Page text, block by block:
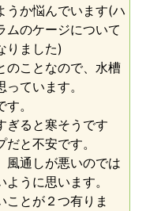
うか悩んでいます(ハ
ムのケージについて
りました)
のことなので、水槽
ています。
。
ぎると寒そうです
と不安です。
風通しが悪いのでは
うに思います。
ことが２つ有りま